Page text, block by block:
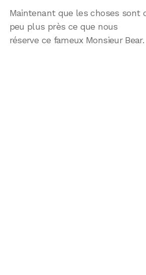
Maintenant que les choses sont
peu plus près ce que nous
réserve ce fameux Monsieur Bear.